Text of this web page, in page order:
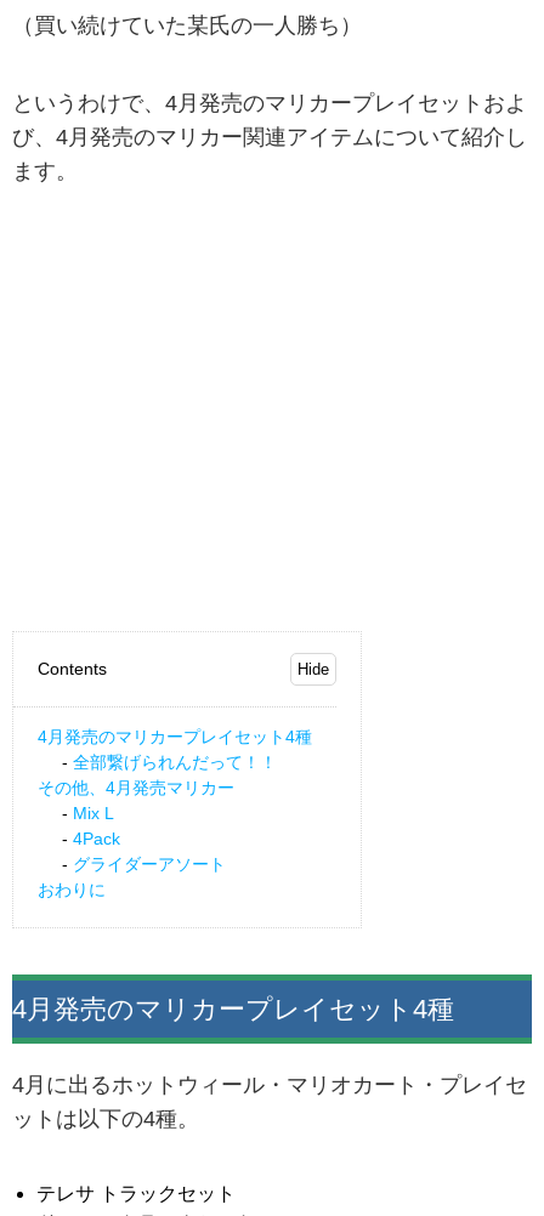
（買い続けていた某氏の一人勝ち）
というわけで、4月発売のマリカープレイセットおよ
び、4月発売のマリカー関連アイテムについて紹介し
ます。
Contents
4月発売のマリカープレイセット4種
全部繋げられんだって！！
その他、4月発売マリカー
Mix L
4Pack
グライダーアソート
おわりに
4月発売のマリカープレイセット4種
4月に出るホットウィール・マリオカート・プレイセ
ットは以下の4種。
テレサ トラックセット